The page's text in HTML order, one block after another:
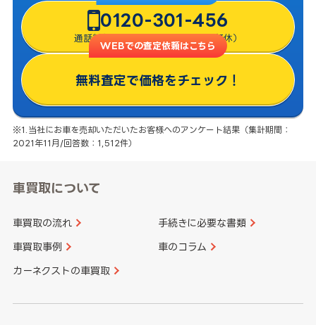
0120-301-456
通話料無料・8:00〜22:00（年中無休）
WEBでの査定依頼はこちら
無料査定で価格をチェック！
※1.当社にお車を売却いただいたお客様へのアンケート結果（集計期間：
2021年11月/回答数：1,512件）
車買取について
車買取の流れ 手続きに必要な書類
車買取事例 車のコラム
カーネクストの車買取